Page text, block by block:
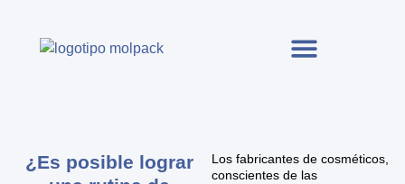
¿Es posible lograr
Los fabricantes de cosméticos,
conscientes de las